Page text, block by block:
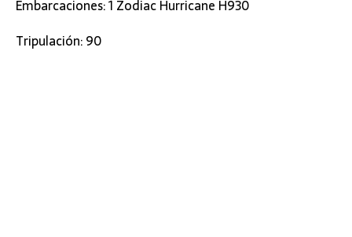
Embarcaciones: 1 Zodiac Hurricane H930
Tripulación: 90